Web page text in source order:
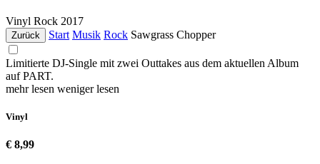
Vinyl Rock 2017
Zurück Start Musik Rock Sawgrass Chopper
Limitierte DJ-Single mit zwei Outtakes aus dem aktuellen Album
auf PART.
mehr lesen weniger lesen
Vinyl
€ 8,99